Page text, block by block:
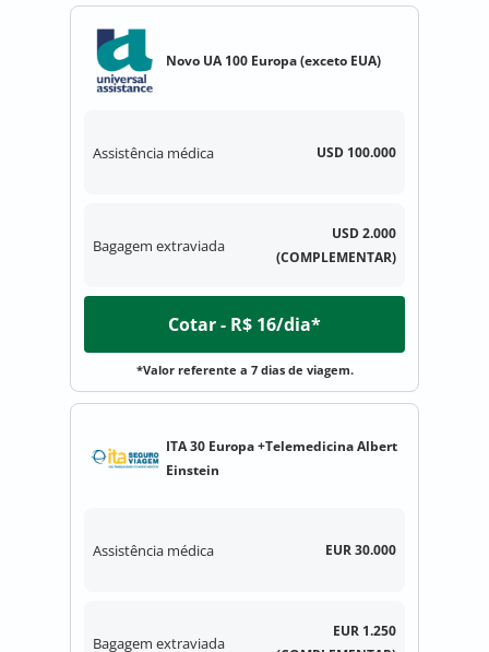
Novo UA 100 Europa (exceto EUA)
Assistência médica USD 100.000
Bagagem extraviada
USD 2.000
(COMPLEMENTAR)
Cotar - R$ 16/dia*
*Valor referente a 7 dias de viagem.
ITA 30 Europa +Telemedicina Albert
Einstein
Assistência médica EUR 30.000
Bagagem extraviada
EUR 1.250